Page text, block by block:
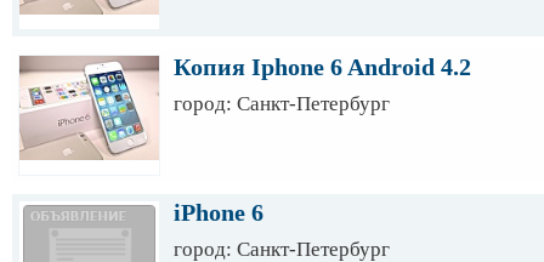
Копия Iphone 6 Android 4.2
город: Санкт-Петербург
iPhone 6
город: Санкт-Петербург